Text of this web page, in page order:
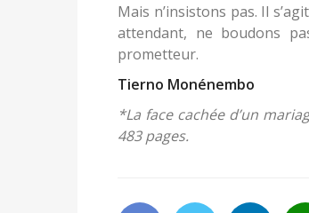
Mais n’insistons pas. Il
attendant, ne boudons
prometteur.
Tierno Monénembo
*La face cachée d’un
483 pages.